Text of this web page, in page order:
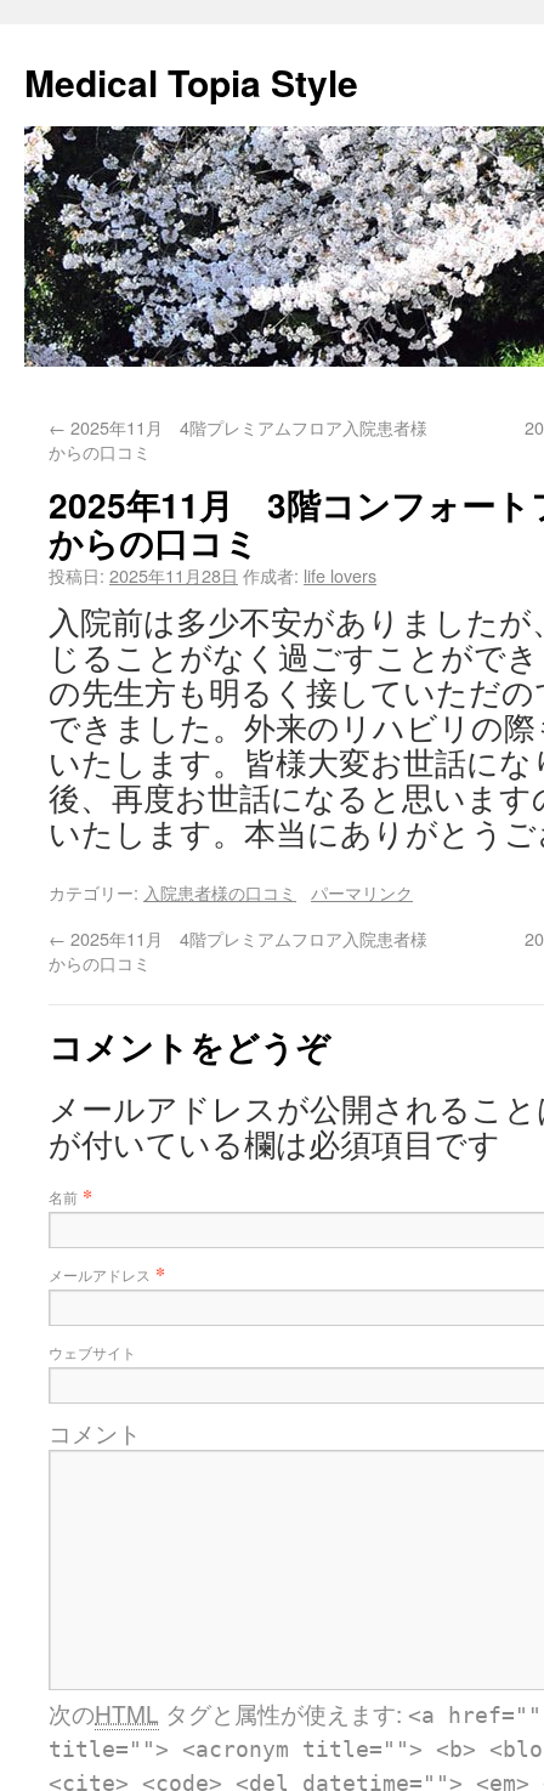
Medical Topia Style
← 2025年11月 4階プレミアムフロア入院患者様
からの口コミ
2025年11月 3階コンフォート
からの口コミ
投稿日: 2025年11月28日 作成者: life lovers
入院前は多少不安がありました
じることがなく過ごすことがで
の先生方も明るく接していただ
できました。外来のリハビリの
いたします。皆様大変お世話に
後、再度お世話になると思いま
いたします。本当にありがとう
カテゴリー: 入院患者様の口コミ
パーマリンク
← 2025年11月 4階プレミアムフロア入院患者様
からの口コミ
コメントをどうぞ
メールアドレスが公開されるこ
が付いている欄は必須項目です
名前 *
メールアドレス *
ウェブサイト
コメント
次のHTML タグと属性が使えます: <a
title=""> <acronym title=""> <b>
<cite> <code> <del datetime="">